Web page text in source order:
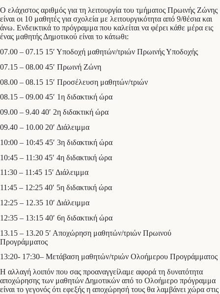
Ο ελάχιστος αριθμός για τη λειτουργία του τμήματος Πρωινής Ζώνης
είναι οι 10 μαθητές για σχολεία με λειτουργικότητα από 9/θέσια και
άνω. Ενδεικτικά το πρόγραμμα που καλείται να φέρει κάθε μέρα εις
ένας μαθητής Δημοτικού είναι το κάτωθι:
07.00 – 07.15 15′ Υποδοχή μαθητών/τριών Πρωινής Υποδοχής
07.15 – 08.00 45′ Πρωινή Ζώνη
08.00 – 08.15 15′ Προσέλευση μαθητών/τριών
08.15 – 09.00 45′ 1η διδακτική ώρα
09.00 – 9.40 40′ 2η διδακτική ώρα
09.40 – 10.00 20′ Διάλειμμα
10:00 – 10:45 45′ 3η διδακτική ώρα
10:45 – 11:30 45′ 4η διδακτική ώρα
11:30 – 11:45 15′ Διάλειμμα
11:45 – 12:25 40′ 5η διδακτική ώρα
12:25 – 12.35 10′ Διάλειμμα
12:35 – 13:15 40′ 6η διδακτική ώρα
13.15 – 13.20 5′ Αποχώρηση μαθητών/τριών Πρωινού
Προγράμματος
13:20- 17:30– Μετάβαση μαθητών/τριών Ολοήμερου Προγράμματος
Η αλλαγή λοιπόν που σας προαναγγείλαμε αφορά τη δυνατότητα
αποχώρησης των μαθητών Δημοτικών από το Ολοήμερο πρόγραμμα
είναι το γεγονός ότι εφεξής η αποχώρησή τους θα λαμβάνει χώρα στις